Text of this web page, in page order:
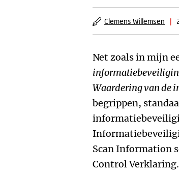
Clemens Willemsen |
Net zoals in mijn
Waardering van de
begrippen,
Scan Information
Control